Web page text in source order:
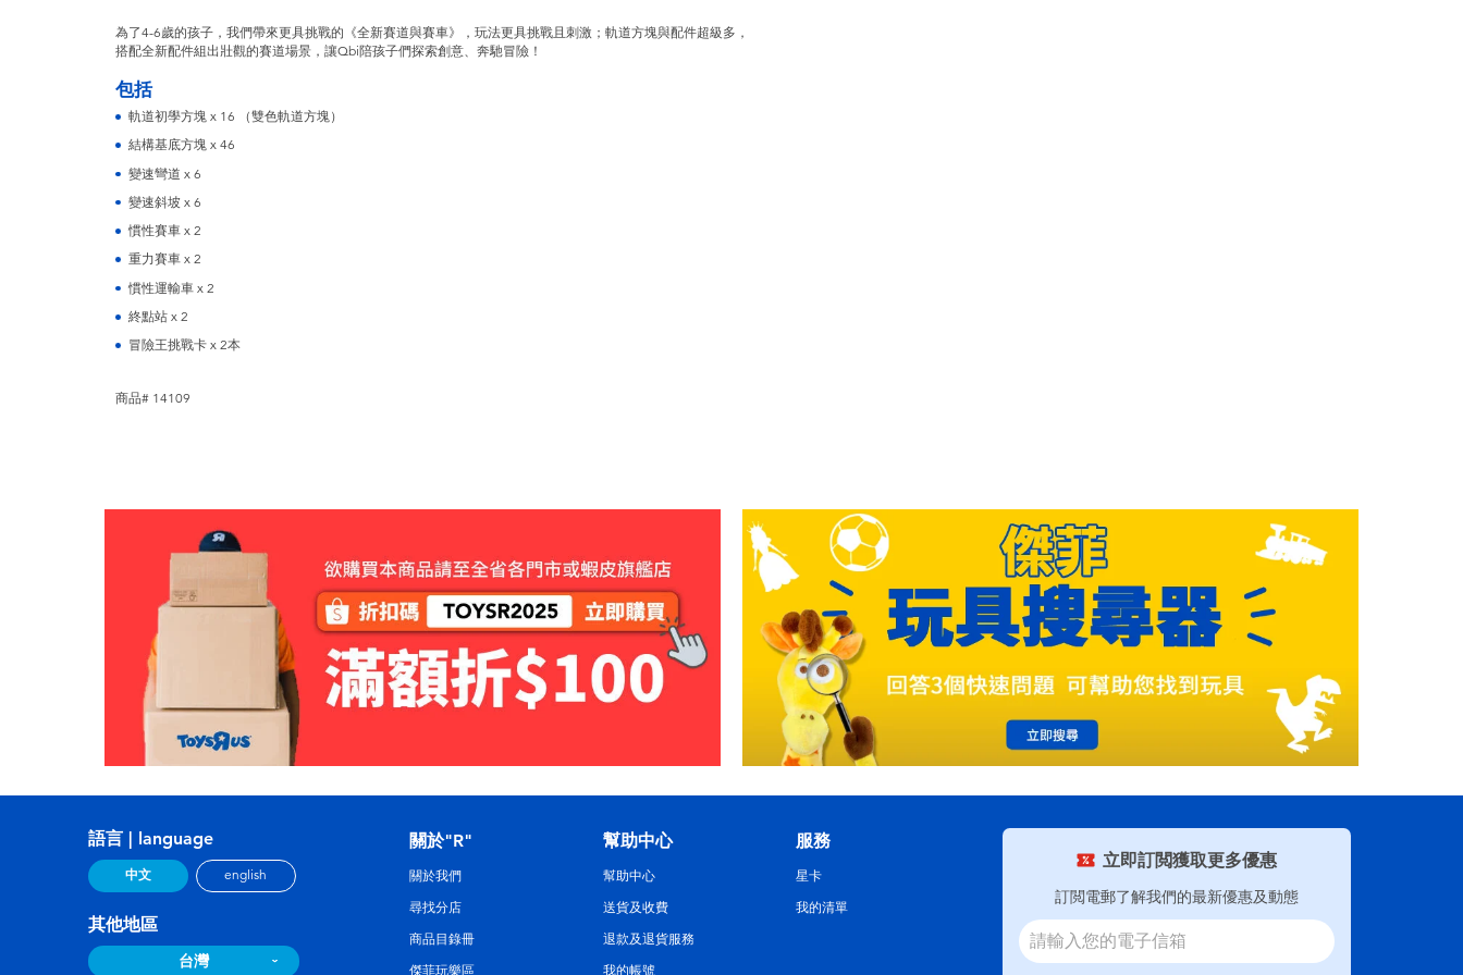
為了4-6歲的孩子，我們帶來更具挑戰的《全新賽道與賽車》，玩法更具挑戰且刺激；軌道方塊與配件超級多，
搭配全新配件組出壯觀的賽道場景，讓Qbi陪孩子們探索創意、奔馳冒險！
包括
軌道初學方塊 x 16 （雙色軌道方塊）
結構基底方塊 x 46
變速彎道 x 6
變速斜坡 x 6
慣性賽車 x 2
重力賽車 x 2
慣性運輸車 x 2
終點站 x 2
冒險王挑戰卡 x 2本
商品# 14109
立即訂閲獲取更多優惠
訂閲電郵了解我們的最新優惠及動態
語言 | language
中文 english
其他地區
台灣
關於"R"
關於我們
尋找分店
商品目錄冊
傑菲玩樂區
幫助中心
幫助中心
送貨及收費
退款及退貨服務
我的帳號
服務
星卡
我的清單